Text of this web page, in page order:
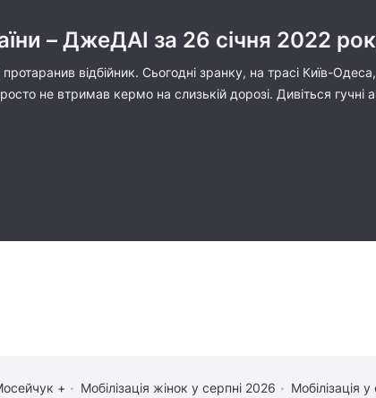
– ДжеДАІ за 26 січня 2022
відбійник. Сьогодні зранку, на трасі Київ-
просто не втримав кермо на слизькій дорозі. Дивіться
+ Мобілізація жінок у серпні 2026
Мобілізація